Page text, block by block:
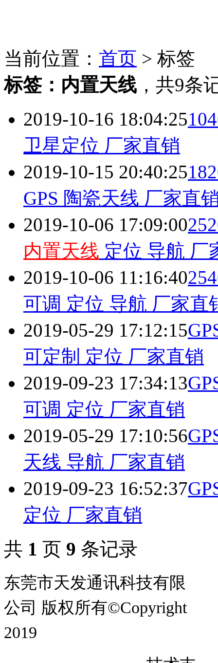
当前位置： 首页 > 标签
标签： 内置天线 ， 共9条
2019-10-16 18:04:25
卫星定位 厂家直销
2019-10-15 20:40:25
GPS 陶瓷天线 厂家直
2019-10-06 17:09:00
内置天线 定位 导航 厂
2019-10-06 11:16:40
可调 定位 导航 厂家直
2019-05-29 17:12:15
可定制 定位 厂家直销
2019-09-23 17:34:13
可调 定位 厂家直销
2019-05-29 17:10:56
天线 导航 厂家直销
2019-09-23 16:52:37
定位 厂家直销
共 1 页 9 条记录
东莞市天发通讯科技有限
公司 版权所有©Copyright
2019